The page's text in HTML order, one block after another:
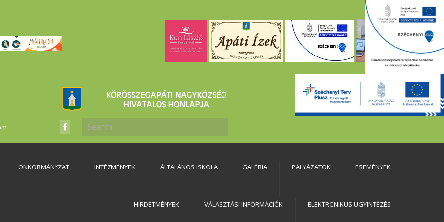
ÖNKORMÁNYZAT INTÉZMÉNYEK ÁLTALÁNOS ISKOLA GALÉRIA PÁLYÁZATOK ESEMÉNYEK
HÍRDETMÉNYEK VÁLASZTÁSI INFORMÁCIÓK ELEKTRONIKUS ÜGYINTÉZÉS